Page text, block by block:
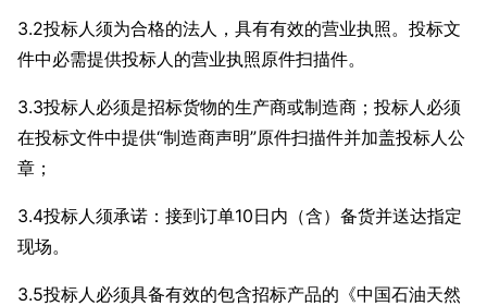
3.2投标人须为合格的法人，具有有效的营业执照。投标文
件中必需提供投标人的营业执照原件扫描件。
3.3投标人必须是招标货物的生产商或制造商；投标人必须
在投标文件中提供“制造商声明”原件扫描件并加盖投标人公
章；
3.4投标人须承诺：接到订单10日内（含）备货并送达指定
现场。
3.5投标人必须具备有效的包含招标产品的《中国石油天然